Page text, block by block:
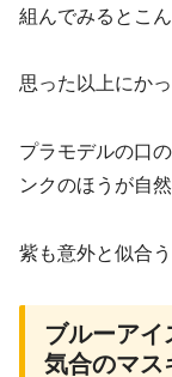
組んでみるとこん
思った以上にか
プラモデルの口
ンクのほうが自
紫も意外と似合
ブルーア
気合のマス